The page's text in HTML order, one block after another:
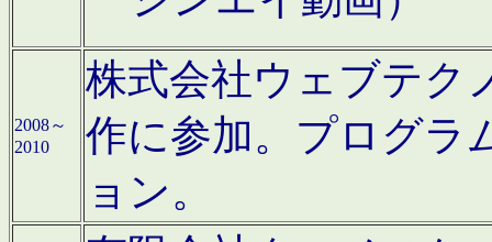
2008～
2010
株式会社ウェブテク
作に参加。プログラ
ョン。